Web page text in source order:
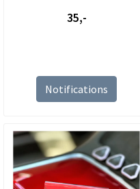
35,-
Notifications